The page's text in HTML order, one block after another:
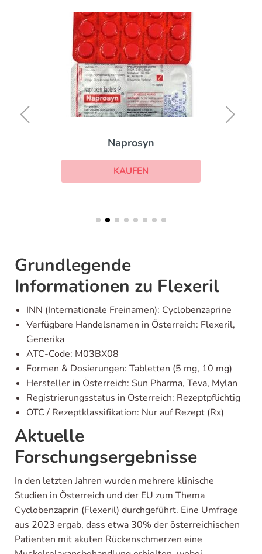
Naprosyn
KAUFEN
Grundlegende
Informationen zu Flexeril
INN (Internationale Freinamen): Cyclobenzaprine
Verfügbare Handelsnamen in Österreich: Flexeril,
Generika
ATC-Code: M03BX08
Formen & Dosierungen: Tabletten (5 mg, 10 mg)
Hersteller in Österreich: Sun Pharma, Teva, Mylan
Registrierungsstatus in Österreich: Rezeptpflichtig
OTC / Rezeptklassifikation: Nur auf Rezept (Rx)
Aktuelle
Forschungsergebnisse
In den letzten Jahren wurden mehrere klinische
Studien in Österreich und der EU zum Thema
Cyclobenzaprin (Flexeril) durchgeführt. Eine Umfrage
aus 2023 ergab, dass etwa 30% der österreichischen
Patienten mit akuten Rückenschmerzen eine